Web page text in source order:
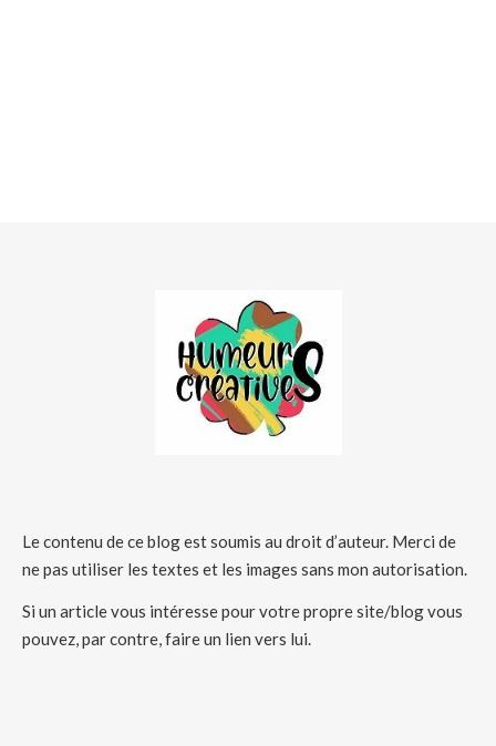
Le contenu de ce blog est soumis au droit d’auteur. Merci de
ne pas utiliser les textes et les images sans mon autorisation.
Si un article vous intéresse pour votre propre site/blog vous
pouvez, par contre, faire un lien vers lui.